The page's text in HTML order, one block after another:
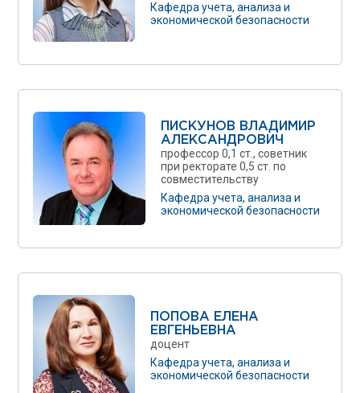
Кафедра учета, анализа и
экономической безопасности
ПИСКУНОВ ВЛАДИМИР
АЛЕКСАНДРОВИЧ
профессор 0,1 ст., советник
при ректорате 0,5 ст. по
совместительству
Кафедра учета, анализа и
экономической безопасности
ПОПОВА ЕЛЕНА
ЕВГЕНЬЕВНА
доцент
Кафедра учета, анализа и
экономической безопасности